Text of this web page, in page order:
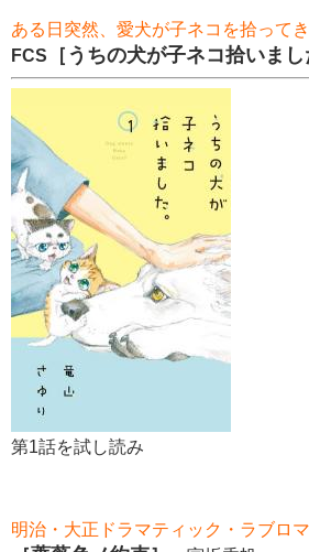
ある日突然、愛犬が子ネコを拾って
FCS
［うちの犬が子ネコ拾いまし
第1話を試し読み
明治・大正ドラマティック・ラブロ